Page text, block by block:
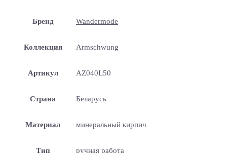
Бренд Wandermode
Коллекция Armschwung
Артикул AZ040L50
Страна Беларусь
Материал минеральный кирпич
Тип ручная работа